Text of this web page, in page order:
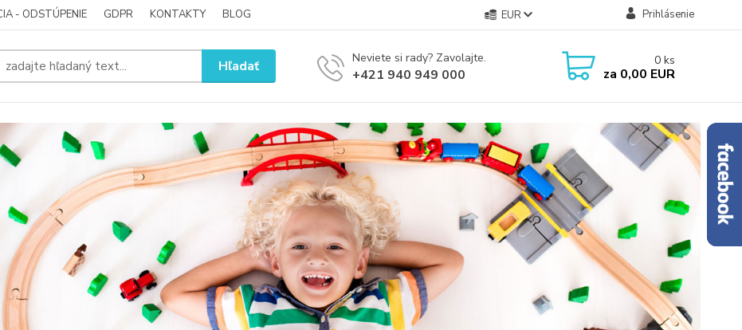
- ODSTÚPENIE GDPR KONTAKTY BLOG EUR Prihlásenie
Hľadať Neviete si rady? Zavolajte.
+421 940 949 000
0 ks
za 0,00 EUR